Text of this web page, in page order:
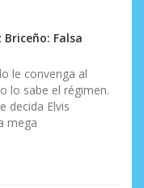
Falsa
le convenga al
lo sabe el régimen.
decida Elvis
mega